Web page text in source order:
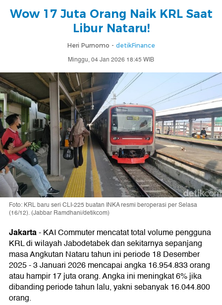
Wow 17 Juta Orang Naik KRL Saat
Libur Nataru!
Heri Purnomo - detikFinance
Minggu, 04 Jan 2026 18:45 WIB
Foto: KRL baru seri CLI-225 buatan INKA resmi beroperasi per Selasa
(16/12). (Jabbar Ramdhani/detikcom)
Jakarta-KAI Commuter mencatat total volume pengguna
KRL di wilayah Jabodetabek dan sekitarnya sepanjang
masa Angkutan Nataru tahun ini periode 18 Desember
2025 - 3 Januari 2026 mencapai angka 16.954.833 orang
atau hampir 17 juta orang. Angka ini meningkat 6% jika
dibanding periode tahun lalu, yakni sebanyak 16.044.800
orang.